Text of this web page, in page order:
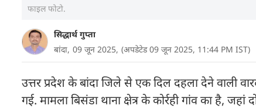
फाइल फोटो.
सिद्धार्थ गुप्ता
बांदा, 09 जून 2025, (अपडेटेड 09 जून 2025, 11:44 PM IST)
उत्तर प्रदेश के बांदा जिले से एक दिल दहला देने वाली
गई. मामला बिसंडा थाना क्षेत्र के कोर्रही गांव का है,